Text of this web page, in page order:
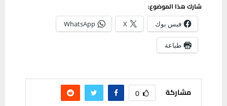
شارك هذا الموضوع:
فيس بوك X
WhatsApp
طباعة
مشاركة 0